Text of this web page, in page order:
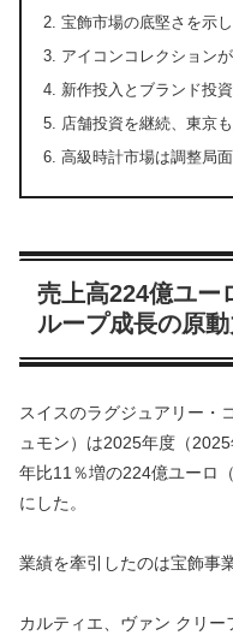
宝飾市場の底堅さを示
アイコンコレクション
新作投入とブランド投
店舗投資を継続、東京
高級時計市場は調整局
売上高224億ユー
ループ成長の原
スイスのラグジュアリー・
ュモン）は2025年度（
年比11％増の224億ユーロ
にした。
業績を牽引したのは宝飾事業
カルティエ、ヴァン クリ